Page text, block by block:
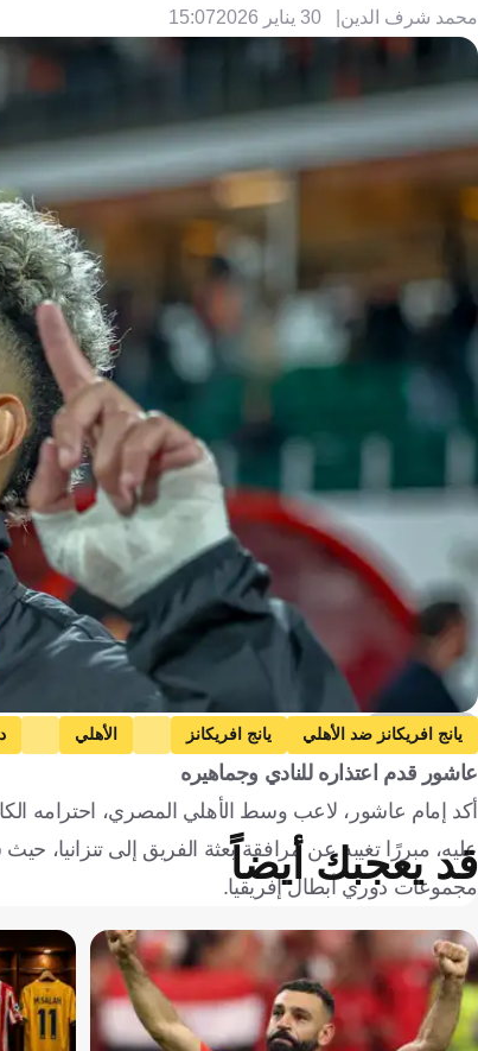
محمد شرف الدين 30 يناير 2026 15:07
Getty Images
يانج افريكانز ضد الأهلي يانج افريكانز الأهلي
إمام عاشور
تنزانيا مصر كرة قدم
عاشور قدم اعتذاره للنادي وجماهيره
أكد إمام عاشور، لاعب وسط الأهلي المصري، احترامه
عليه، مبررًا تغيبه عن مرافقة بعثة الفريق إلى تنزانيا،
مجموعات دوري أبطال إفريقيا.
قد يعجبك أيضاً